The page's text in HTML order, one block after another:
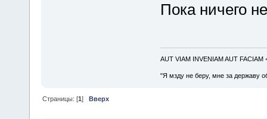
Пока ничего
AUT VIAM INVENIAM AUT FACIAM
"Я мзду не беру, мне за державу
Страницы: [1]Вверх